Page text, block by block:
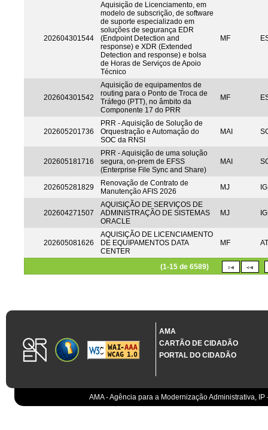
202604301544
Aquisição de Licenciamento, em
modelo de subscrição, de software
de suporte especializado em
soluções de segurança EDR
(Endpoint Detection and
response) e XDR (Extended
Detection and response) e bolsa
de Horas de Serviços de Apoio
Técnico
MF
202604301542
Aquisição de equipamentos de
routing para o Ponto de Troca de
Tráfego (PTT), no âmbito da
Componente 17 do PRR
MF
202605201736
PRR - Aquisição de Solução de
Orquestração e Automação do
SOC da RNSI
MAI
202605181716
PRR - Aquisição de uma solução
segura, on-prem de EFSS
(Enterprise File Sync and Share)
MAI
202605281829
Renovação de Contrato de
Manutenção AFIS 2026
MJ
202604271507
AQUISIÇÃO DE SERVIÇOS DE
ADMINISTRAÇÃO DE SISTEMAS
ORACLE
MJ
202605081626
AQUISIÇÃO DE LICENCIAMENTO
DE EQUIPAMENTOS DATA
CENTER
MF AT
(1-15 de 6589)
AMA
CARTÃO DE CIDADÃO
PORTAL DO CIDADÃO
AMA - Agência para a Modernização Administrativa,